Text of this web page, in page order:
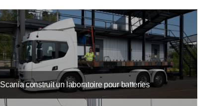
Scania construit un laboratoire pour batteries